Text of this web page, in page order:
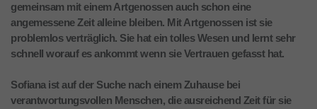
gemeinsam mit einem Artgenossen auch schon eine
angemessene Zeit alleine bleiben. Mit Artgenossen ist sie
problemlos verträglich. Sie hat ein tolles Wesen und lernt sehr
schnell worauf es ankommt wenn sie Vertrauen gefasst hat.
Sofiana ist auf der Suche nach einem Zuhause bei
verantwortungsvollen Menschen, die ausreichend Zeit für sie